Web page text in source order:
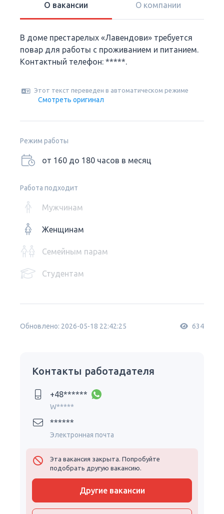
О вакансии О компании
В доме престарелых «Лавендови» требуется
повар для работы с проживанием и питанием.
Контактный телефон: *****.
Этот текст переведен в автоматическом режиме
Смотреть оригинал
Режим работы
от 160 до 180 часов в месяц
Работа подходит
Мужчинам
Женщинам
Семейным парам
Студентам
Обновлено: 2026-05-18 22:42:25 634
Контакты работадателя
+48******
W*****
******
Электронная почта
Эта вакансия закрыта. Попробуйте
подобрать другую вакансию.
Другие вакансии